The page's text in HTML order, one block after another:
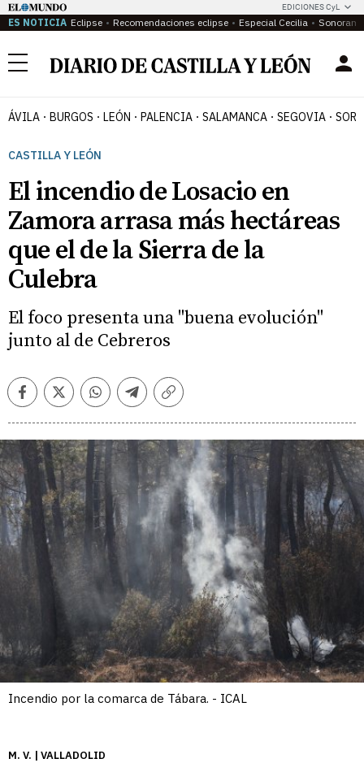
EDICIONES CyL
ES NOTICIA Eclipse Recomendaciones eclipse Especial Cecilia
Menú
ÁVILA BURGOS LEÓN PALENCIA SALAMANCA SEGOVIA
CASTILLA Y LEÓN
El incendio de Losacio en
Zamora arrasa más hectáreas
que el de la Sierra de la
Culebra
El foco presenta una "buena evolución"
junto al de Cebreros
FacebookTwitterWhatsappTelegramCopiar
Incendio por la comarca de Tábara. - ICAL
M. V. | VALLADOLID